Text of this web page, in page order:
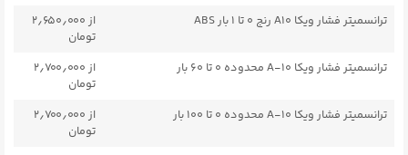
ترانسمیتر فشار ویکا A10 رنج ۰ تا ۱ بار ABS
از ۲٫۶۵۰٫۰۰۰
تومان
ترانسمیتر فشار ویکا A-۱۰ محدوده ۰ تا ۶۰ بار
از ۲٫۷۰۰٫۰۰۰
تومان
ترانسمیتر فشار ویکا A-۱۰ محدوده ۰ تا ۱۰۰ بار
از ۲٫۷۰۰٫۰۰۰
تومان